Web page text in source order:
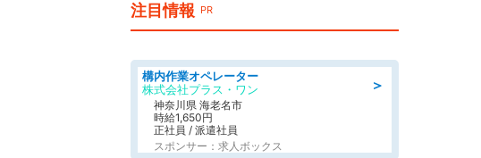
注目情報 PR
＞
構内作業オペレーター
株式会社プラス・ワン
神奈川県 海老名市
時給1,650円
正社員 / 派遣社員
スポンサー：求人ボックス